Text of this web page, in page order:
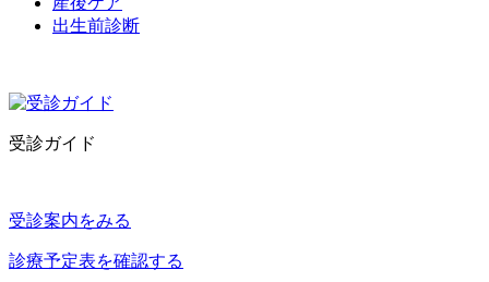
出生前診断
受診ガイド
受診案内をみる
診療予定表を確認する